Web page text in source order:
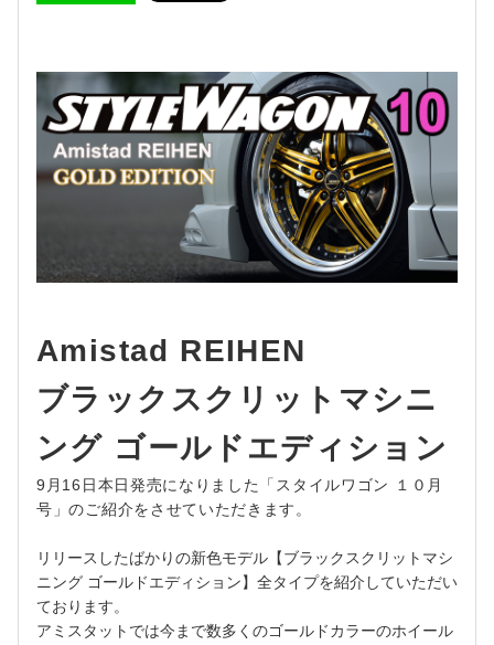
Amistad REIHEN
ブラックスクリットマシニ
ング ゴールドエディション
9月16日本日発売になりました「スタイルワゴン １０月
号」のご紹介をさせていただきます。
リリースしたばかりの新色モデル【ブラックスクリットマシ
ニング ゴールドエディション】全タイプを紹介していただい
ております。
アミスタットでは今まで数多くのゴールドカラーのホイール